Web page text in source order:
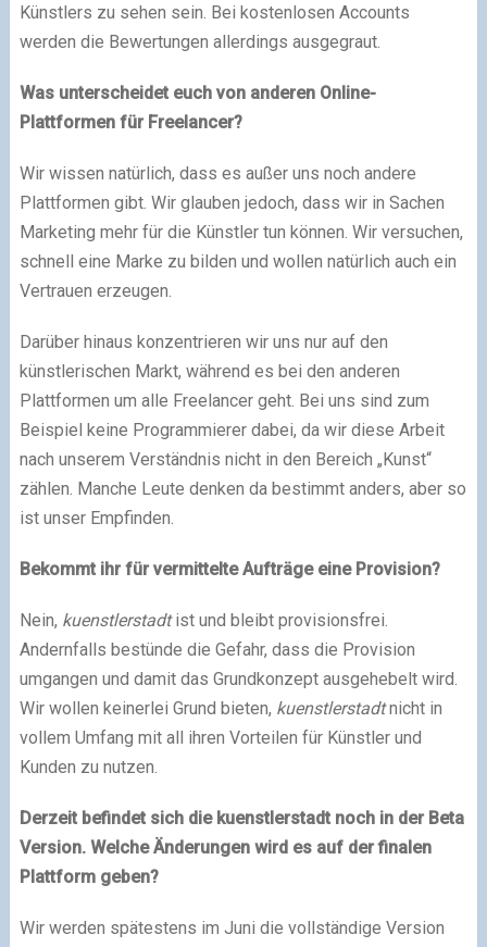
Künstlers zu sehen sein. Bei kostenlosen Accounts
werden die Bewertungen allerdings ausgegraut.
Was unterscheidet euch von anderen Online-
Plattformen für Freelancer?
Wir wissen natürlich, dass es außer uns noch andere
Plattformen gibt. Wir glauben jedoch, dass wir in Sachen
Marketing mehr für die Künstler tun können. Wir versuchen,
schnell eine Marke zu bilden und wollen natürlich auch ein
Vertrauen erzeugen.
Darüber hinaus konzentrieren wir uns nur auf den
künstlerischen Markt, während es bei den anderen
Plattformen um alle Freelancer geht. Bei uns sind zum
Beispiel keine Programmierer dabei, da wir diese Arbeit
nach unserem Verständnis nicht in den Bereich „Kunst“
zählen. Manche Leute denken da bestimmt anders, aber so
ist unser Empfinden.
Bekommt ihr für vermittelte Aufträge eine Provision?
Nein, kuenstlerstadtist und bleibt provisionsfrei.
Andernfalls bestünde die Gefahr, dass die Provision
umgangen und damit das Grundkonzept ausgehebelt wird.
Wir wollen keinerlei Grund bieten, kuenstlerstadtnicht in
vollem Umfang mit all ihren Vorteilen für Künstler und
Kunden zu nutzen.
Derzeit befindet sich die kuenstlerstadt noch in der Beta
Version. Welche Änderungen wird es auf der finalen
Plattform geben?
Wir werden spätestens im Juni die vollständige Version